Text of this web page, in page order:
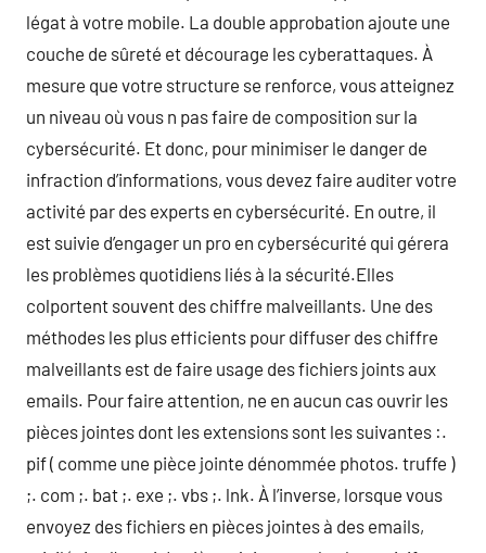
légat à votre mobile. La double approbation ajoute une
couche de sûreté et décourage les cyberattaques. À
mesure que votre structure se renforce, vous atteignez
un niveau où vous n pas faire de composition sur la
cybersécurité. Et donc, pour minimiser le danger de
infraction d’informations, vous devez faire auditer votre
activité par des experts en cybersécurité. En outre, il
est suivie d’engager un pro en cybersécurité qui gérera
les problèmes quotidiens liés à la sécurité.Elles
colportent souvent des chiffre malveillants. Une des
méthodes les plus efficients pour diffuser des chiffre
malveillants est de faire usage des fichiers joints aux
emails. Pour faire attention, ne en aucun cas ouvrir les
pièces jointes dont les extensions sont les suivantes :.
pif ( comme une pièce jointe dénommée photos. truffe )
;. com ;. bat ;. exe ;. vbs ;. lnk. À l’inverse, lorsque vous
envoyez des fichiers en pièces jointes à des emails,